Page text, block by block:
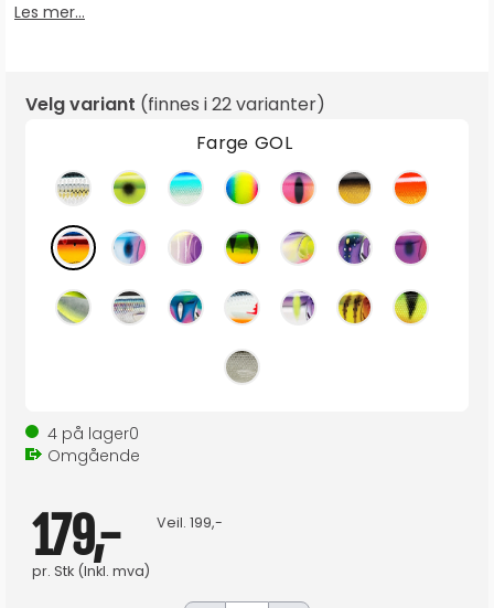
Les mer...
Velg variant (finnes i22 varianter)
Farge GOL
4 på lager0
Omgående
179,-
pr. Stk (Inkl. mva)
Veil. 199,-